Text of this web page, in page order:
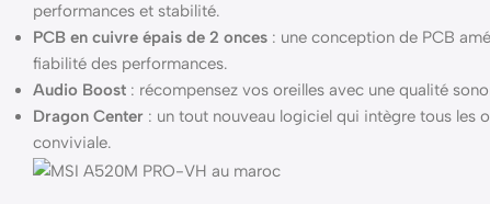
performances et stabilité.
PCB en cuivre épais de 2 onces : une conception de PCB
fiabilité des performances.
Audio Boost : récompensez vos oreilles avec une qualité
Dragon Center : un tout nouveau logiciel qui intègre tous les
conviviale.